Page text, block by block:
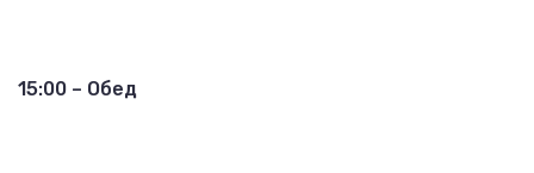
15:00 – Обед